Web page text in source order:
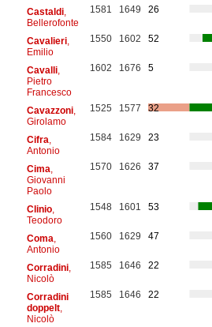
Castaldi,
Bellerofonte
1581 1649 26
Cavalieri,
Emilio
1550 1602 52
Cavalli,
Pietro
Francesco
1602 1676 5
Cavazzoni,
Girolamo
1525 1577 32
Cifra
Antonio
1584 1629 23
Cima
Giovanni
Paolo
1570 1626 37
Clinio,
Teodoro
1548 1601 53
Coma
Antonio
1560 1629 47
Corradini,
Nicolò
1585 1646 22
Corradini
doppelt,
Nicolò
1585 1646 22